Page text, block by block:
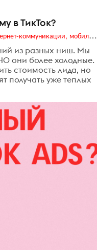
в ТикТок?
Digital (web-дизайн, интернет-реклама и продвижение, интернет-сообщества и блоги, интернет-коммуникации, мобильный маркетинг, реклама на цифровых экранах)
из разных ниш. Мы
они более холодные.
стоимость лида, но
получать уже теплых